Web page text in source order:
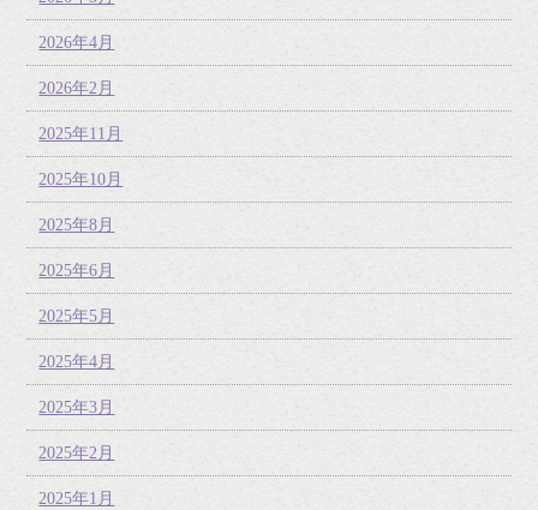
2026年4月
2026年2月
2025年11月
2025年10月
2025年8月
2025年6月
2025年5月
2025年4月
2025年3月
2025年2月
2025年1月